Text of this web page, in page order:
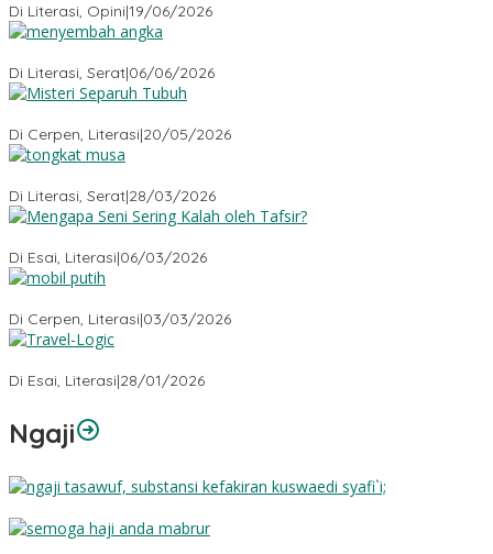
Di Literasi, Opini|19/06/2026
Di Literasi, Serat|06/06/2026
Di Cerpen, Literasi|20/05/2026
Di Literasi, Serat|28/03/2026
Di Esai, Literasi|06/03/2026
Di Cerpen, Literasi|03/03/2026
Di Esai, Literasi|28/01/2026
Ngaji